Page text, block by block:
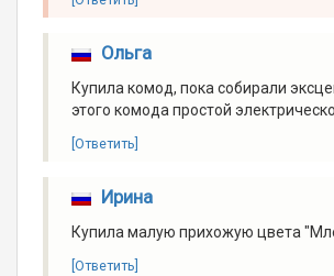
Ольга
Купила комод, пока собирали
этого комода простой
[Ответить]
Ирина
Купила малую прихожую цвета
[Ответить]